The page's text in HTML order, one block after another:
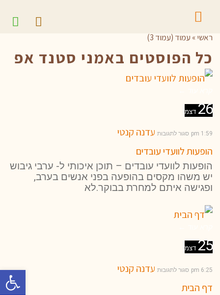
ראשי» עמוד (עמוד 3)
כל הפוסטים באמני סטנד אפ
26 דצמ
1:59 pm סגור לתגובות עדנה קנטי
הופעות לוועדי עובדים
הופעות לוועדי עובדים – תוכן איכותי ל- ערבי גיבוש
יש משהו מקסים בהופעה בפני אנשים בערב,
ופגישה איתם למחרת בבוקר.לא
25 דצמ
6:25 pm סגור לתגובות עדנה קנטי
דף הבית
פתח